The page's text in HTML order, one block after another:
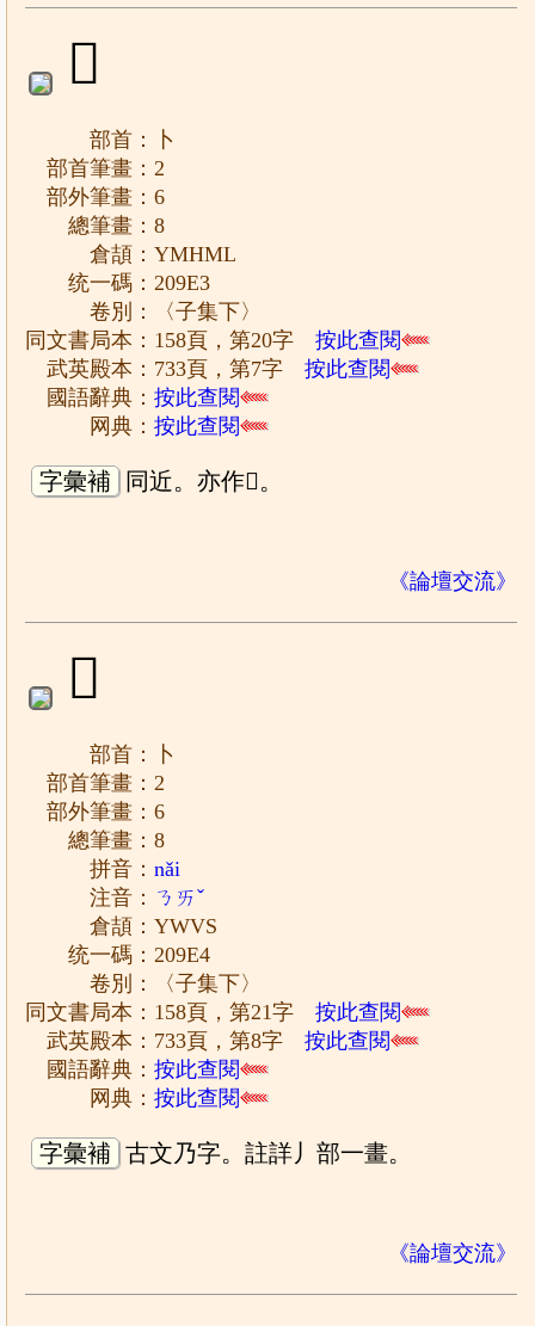
𠧣
部首：卜
部首筆畫：2
部外筆畫：6
總筆畫：8
倉頡：YMHML
统一碼：209E3
卷別：〈子集下〉
同文書局本：158頁，第20字按此查閱
武英殿本：733頁，第7字按此查閱
國語辭典：按此查閱
网典：按此查閱
字彙補 同近。亦作𢆌。
《論壇交流》
𠧤
部首：卜
部首筆畫：2
部外筆畫：6
總筆畫：8
拼音：nǎi
注音： ㄋㄞˇ
倉頡：YWVS
统一碼：209E4
卷別：〈子集下〉
同文書局本：158頁，第21字按此查閱
武英殿本：733頁，第8字按此查閱
國語辭典：按此查閱
网典：按此查閱
字彙補 古文乃字。註詳丿部一畫。
《論壇交流》